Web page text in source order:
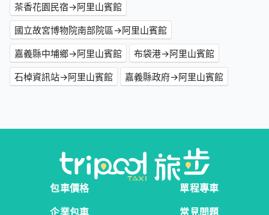
茶香花園民宿→阿里山賓館
國立故宮博物院南部院區→阿里山賓館
嘉義縣中埔鄉→阿里山賓館
布袋港→阿里山賓館
石棹資訊站→阿里山賓館
嘉義縣政府→阿里山賓館
包車價格
單程專車
企業包車
常見問題